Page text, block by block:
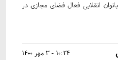
انقلابی فعال فضای مجازی در
10:24 - 3 مهر 1400